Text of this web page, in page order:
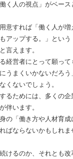
く人の視点」がベー
意すれば「働く人が
アップする。」という
言えます。
経営者にとって願っ
うまくいかないだろう
くないでしょう。
るためには、多くの
伴います。
の「働き方や人材育成
ばならないかもしれま
けるのか、それとも